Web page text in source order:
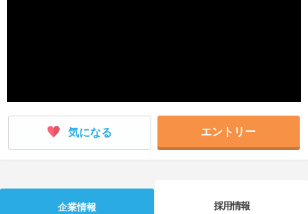
気になる エントリー
企業情報 採用情報